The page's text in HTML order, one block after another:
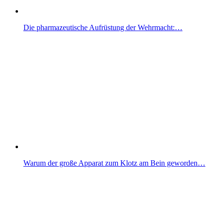
Die pharmazeutische Aufrüstung der Wehrmacht:…
Warum der große Apparat zum Klotz am Bein geworden…